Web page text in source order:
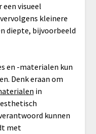
visueel
kleinere
diepte, bijvoorbeeld
en -materialen kun
Denk eraan om
in
kunnen
met